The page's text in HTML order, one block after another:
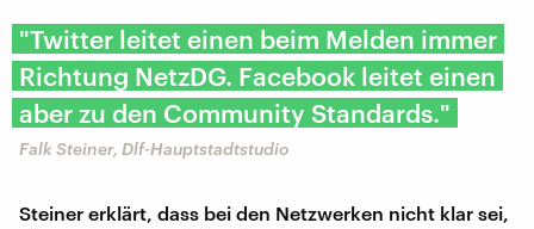
"Twitter leitet einen beim Melden immer
Richtung NetzDG. Facebook leitet einen
aber zu den Community Standards."
Falk Steiner, Dlf-Hauptstadtstudio
Steiner erklärt, dass bei den Netzwerken nicht klar sei,